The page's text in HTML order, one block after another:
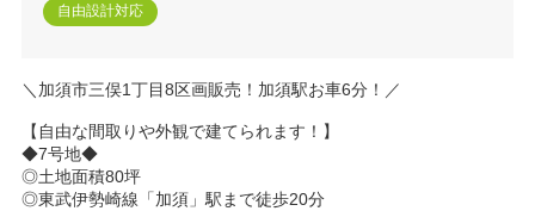
自由設計対応
＼加須市三俣1丁目8区画販売！加須駅お車6分！／
【自由な間取りや外観で建てられます！】
◆7号地◆
◎土地面積80坪
◎東武伊勢崎線「加須」駅まで徒歩20分